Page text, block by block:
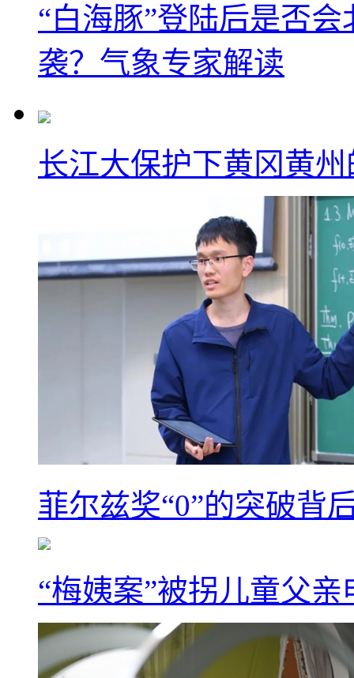
“白海豚”登陆后是否
袭？气象专家解读
长江大保护下黄冈黄
菲尔兹奖“0”的突破背
“梅姨案”被拐儿童父